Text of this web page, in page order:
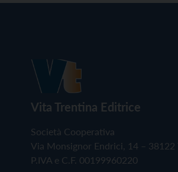
Vita Trentina Editrice
Società Cooperativa
Via Monsignor Endrici, 14 – 38122
P.IVA e C.F. 00199960220